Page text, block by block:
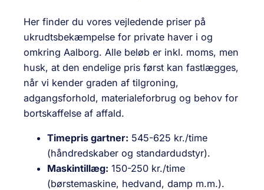
Her finder du vores vejledende priser på
ukrudtsbekæmpelse for private haver i og
omkring Aalborg. Alle beløb er inkl. moms, men
husk, at den endelige pris først kan fastlægges,
når vi kender graden af tilgroning,
adgangsforhold, materialeforbrug og behov for
bortskaffelse af affald.
Timepris gartner: 545-625 kr./time
(håndredskaber og standardudstyr).
Maskintillæg: 150-250 kr./time
(børstemaskine, hedvand, damp m.m.).